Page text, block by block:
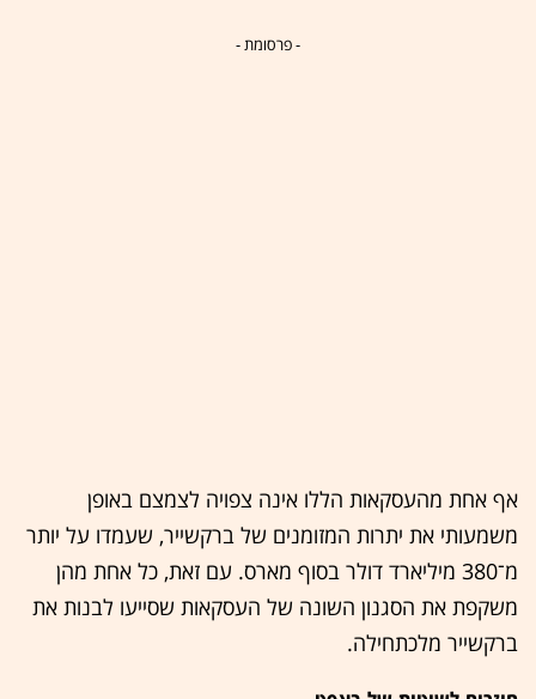
- פרסומת -
אף אחת מהעסקאות הללו אינה צפויה לצמצם באופן
משמעותי את יתרות המזומנים של ברקשייר, שעמדו על יותר
מ־380 מיליארד דולר בסוף מארס. עם זאת, כל אחת מהן
משקפת את הסגנון השונה של העסקאות שסייעו לבנות את
ברקשייר מלכתחילה.